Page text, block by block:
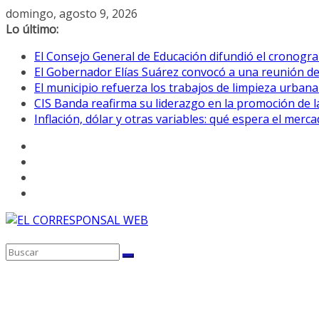
Saltar
al
domingo, agosto 9, 2026
Lo último:
El Consejo General de Educación difundió el
El Gobernador Elías Suárez convocó a una reunión
El municipio refuerza los trabajos de limpieza
CIS Banda reafirma su liderazgo en la promoción
Inflación, dólar y otras variables: qué espera el